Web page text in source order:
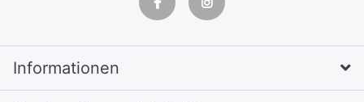
Informationen